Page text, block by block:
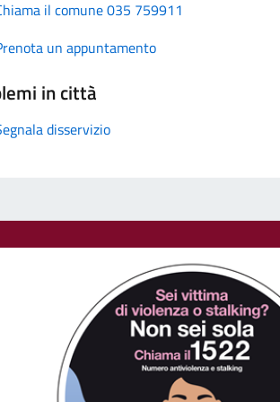
il comune 035 759911
un appuntamento
in città
disservizio